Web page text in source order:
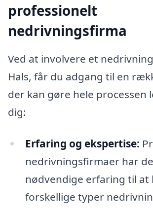
professionelt
nedrivningsfirma
Ved at involvere et
Hals, får du adgang til en
der kan gøre hele processen
dig:
Erfaring og ekspertise:
nedrivningsfirmaer har
nødvendige erfaring til at
forskellige typer